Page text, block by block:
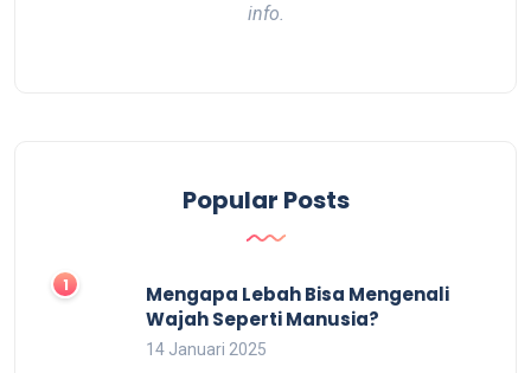
info.
Popular Posts
Mengapa Lebah Bisa Mengenali
Wajah Seperti Manusia?
14 Januari 2025